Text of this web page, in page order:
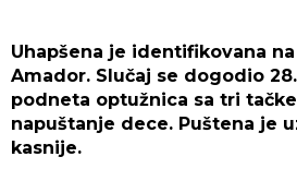
Uhapšena je identifikovana
Amador. Slučaj se dogodio
podneta optužnica sa tri
napuštanje dece. Puštena je
kasnije.